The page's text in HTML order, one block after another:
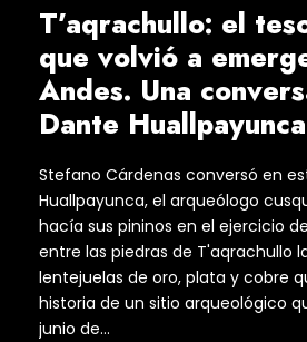
T’aqrachullo: el
que volvió a
Andes. Una
Dante Huallpayunca
Stefano Cárdenas conversó en
Huallpayunca, el arqueólogo
hacía sus pininos en el ejercicio
entre las piedras de T'aqrachullo
lentejuelas de oro, plata y cobre
historia de un sitio arqueológico
junio de...